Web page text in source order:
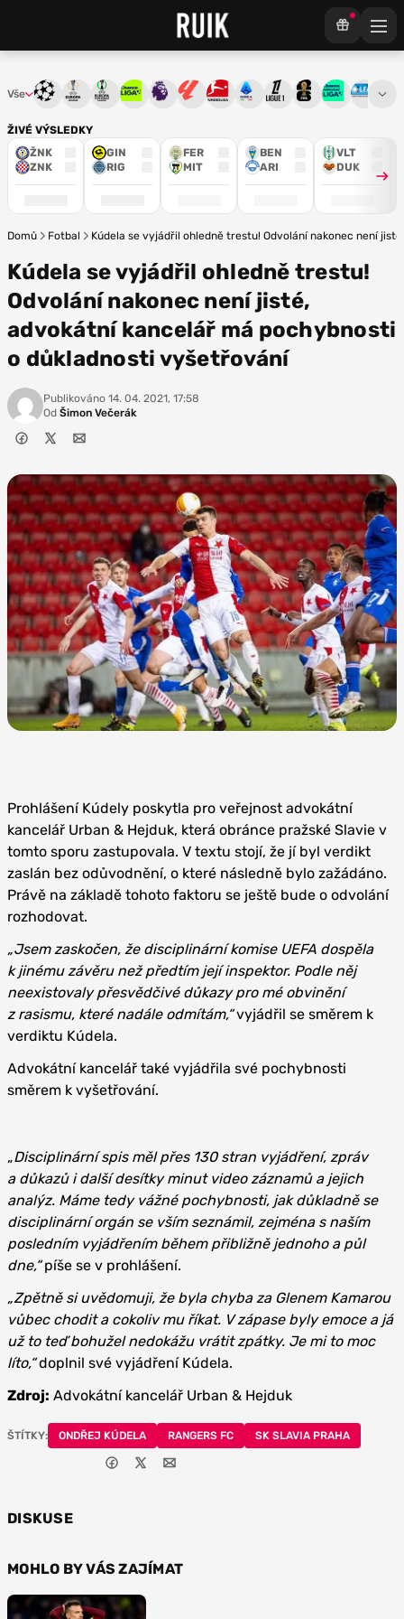
ŽIVÉ VÝSLEDKY
ŽNK
ZNK
GIN
RIG
FER
MIT
BEN
ARI
VLT
DUK
Vše Liga mistrůEvropská liga
Konferenční liga
Chance ligaPremier League
La LigaBundesliga
Serie ALigue 1Mistrovství světa
Chance3. ČFL
Domů Fotbal Kúdela se vyjádřil ohledně trestu! Odvolání nakonec není
Kúdela se vyjádřil ohledně trestu!
Odvolání nakonec není jisté,
advokátní kancelář má pochybnosti
o důkladnosti vyšetřování
Publikováno 14. 04. 2021, 17:58
Od Šimon Večerák
Prohlášení Kúdely poskytla pro veřejnost advokátní
kancelář Urban & Hejduk, která obránce pražské Slavie v
tomto sporu zastupovala. V textu stojí, že jí byl verdikt
zaslán bez odůvodnění, o které následně bylo zažádáno.
Právě na základě tohoto faktoru se ještě bude o odvolání
rozhodovat.
„Jsem zaskočen, že disciplinární komise UEFA dospěla
k jinému závěru než předtím její inspektor. Podle něj
neexistovaly přesvědčivé důkazy pro mé obvinění
z rasismu, které nadále odmítám,“vyjádřil se směrem k
verdiktu Kúdela.
Advokátní kancelář také vyjádřila své pochybnosti
směrem k vyšetřování.
„Disciplinární spis měl přes 130 stran vyjádření, zpráv
a důkazů i další desítky minut video záznamů a jejich
analýz. Máme tedy vážné pochybnosti, jak důkladně se
disciplinární orgán se vším seznámil, zejména s naším
posledním vyjádřením během přibližně jednoho a půl
dne,“píše se v prohlášení.
„Zpětně si uvědomuji, že byla chyba za Glenem Kamarou
vůbec chodit a cokoliv mu říkat. V zápase byly emoce a já
už to teď bohužel nedokážu vrátit zpátky. Je mi to moc
líto,“doplnil své vyjádření Kúdela.
Zdroj: Advokátní kancelář Urban & Hejduk
ŠTÍTKY: ONDŘEJ KÚDELA RANGERS FC SK SLAVIA PRAHA
DISKUSE
MOHLO BY VÁS ZAJÍMAT